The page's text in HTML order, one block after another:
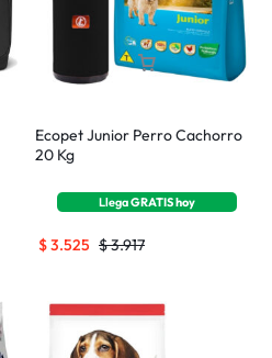
Ecopet Junior Perro Cachorro
20 Kg
LlegaGRATIShoy
$3.917
$3.525